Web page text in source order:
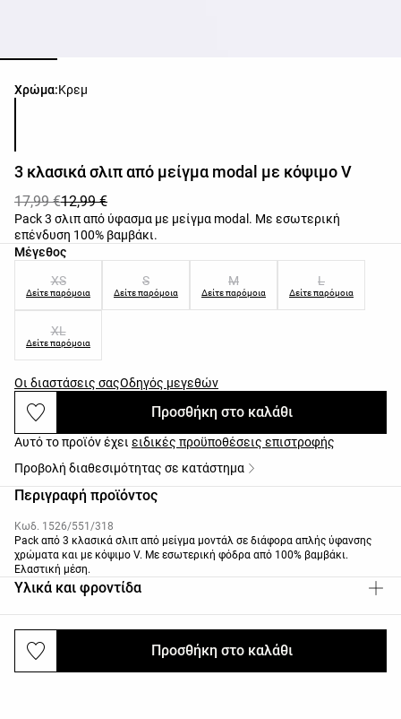
Χρώμα:Κρεμ
Λίστα χρωμάτων προϊόντος
3 κλασικά σλιπ από μείγμα modal με κόψιμο V
17,99 €12,99 €
Pack 3 σλιπ από ύφασμα με μείγμα modal. Με εσωτερική
επένδυση 100% βαμβάκι.
Μέγεθος
Λίστα μεγεθών προϊόντος
XS
Δείτε παρόμοια
S
Δείτε παρόμοια
M
Δείτε παρόμοια
L
Δείτε παρόμοια
XL
Δείτε παρόμοια
Οι διαστάσεις σαςΟδηγός μεγεθών
Προσθήκη στο καλάθι
Προσθήκη στο καλάθι
Αυτό το προϊόν έχει ειδικές προϋποθέσεις επιστροφής
Προβολή διαθεσιμότητας σε κατάστημα
Περιγραφή προϊόντος
Κωδ. 1526/551/318
Pack από 3 κλασικά σλιπ από μείγμα μοντάλ σε διάφορα απλής ύφανσης
χρώματα και με κόψιμο V. Με εσωτερική φόδρα από 100% βαμβάκι.
Ελαστική μέση.
Υλικά και φροντίδα
Αποστολές και επιστροφές